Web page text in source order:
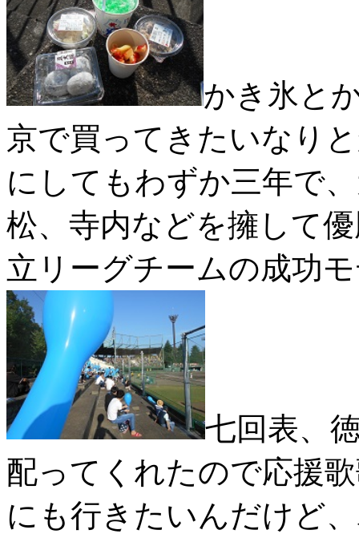
かき氷と
京で買ってきたいなり
にしてもわずか三年で
松、寺内などを擁して
立リーグチームの成功
七回表、
配ってくれたので応援
にも行きたいんだけど